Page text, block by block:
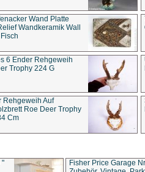
Wand Platte
Wandkeramik Wall
6 Ender Rehgeweih
Trophy 224 G
Rehgeweih Auf
Roe Deer Trophy
Cm
"
Fisher Price Garage